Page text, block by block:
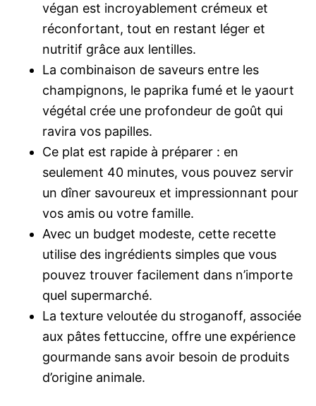
végan est incroyablement crémeux et
réconfortant, tout en restant léger et
nutritif grâce aux lentilles.
La combinaison de saveurs entre les
champignons, le paprika fumé et le yaourt
végétal crée une profondeur de goût qui
ravira vos papilles.
Ce plat est rapide à préparer : en
seulement 40 minutes, vous pouvez servir
un dîner savoureux et impressionnant pour
vos amis ou votre famille.
Avec un budget modeste, cette recette
utilise des ingrédients simples que vous
pouvez trouver facilement dans n’importe
quel supermarché.
La texture veloutée du stroganoff, associée
aux pâtes fettuccine, offre une expérience
gourmande sans avoir besoin de produits
d’origine animale.